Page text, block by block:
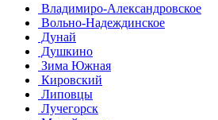
Владимиро-Александровское
Вольно-Надеждинское
Дунай
Душкино
Зима Южная
Кировский
Липовцы
Лучегорск